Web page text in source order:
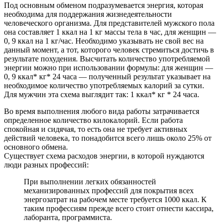
Под основным обменом подразумевается энергия, которая
необходима для поддержания жизнедеятельности
человеческого организма. Для представителей мужского пола
она составляет 1 ккал на 1 кг массы тела в час, для женщин —
0, 9 ккал на 1 кг/час. Необходимо указывать не свой вес на
данный момент, а тот, которого человек стремиться достичь в
результате похудения. Высчитать количество употребляемой
энергии можно при использовании формулы: для женщин —
0, 9 ккал* кг* 24 часа — полученный результат указывает на
необходимое количество употребляемых калорий за сутки.
Для мужчин эта схема выглядит так: 1 ккал* кг * 24 часа.
Во время выполнения любого вида работы затрачивается
определенное количество килокалорий. Если работа
спокойная и сидячая, то есть она не требует активных
действий человека, то понадобится всего лишь около 25% от
основного обмена.
Существует схема расходов энергии, в которой нуждаются
люди разных профессий:
При выполнении легких обязанностей
механизированных профессий для покрытия всех
энергозатрат на рабочем месте требуется 1000 ккал. К
таким профессиям прежде всего стоит отнести кассира,
лaборанта, программиста.